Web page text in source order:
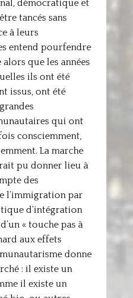
démocratique et
tancés sans
à leurs
entend pourfendre
que les années
ils ont été
issus, ont été
qui ont
consciemment,
La marche
pu donner lieu à
des
l’immigration par
d’intégration
« touche pas à
aux effets
donne
: il existe un
il existe un